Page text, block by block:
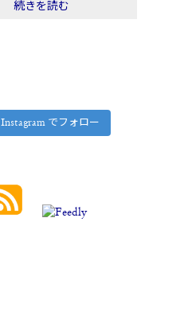
続きを読む
Instagram でフォロー